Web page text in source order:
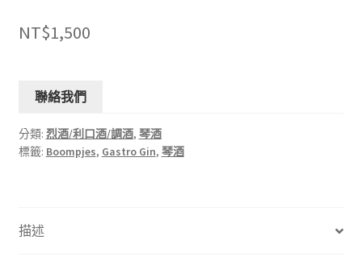
NT$1,500
聯絡我們
分類: 烈酒/利口酒/調酒, 琴酒
標籤: Boompjes, Gastro Gin, 琴酒
描述